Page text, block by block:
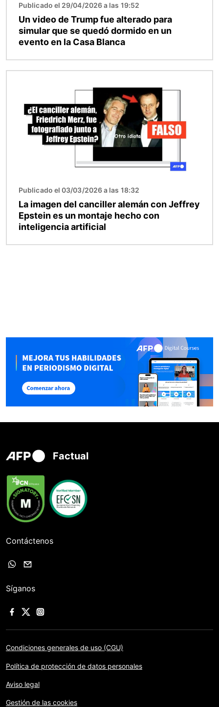
Publicado el 29/04/2026 a las 19:52
Un video de Trump fue alterado para
simular que se quedó dormido en un
evento en la Casa Blanca
Publicado el 03/03/2026 a las 18:32
La imagen del canciller alemán con Jeffrey
Epstein es un montaje hecho con
inteligencia artificial
Factual
Contáctenos
Síganos
Condiciones generales de uso (CGU)
Política de protección de datos personales
Aviso legal
Gestión de las cookies